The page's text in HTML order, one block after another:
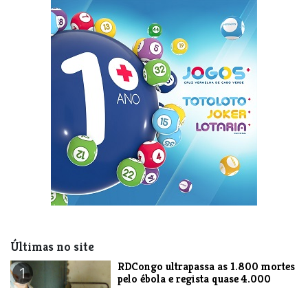
Últimas no site
1
RDCongo ultrapassa as 1.800 mortes
pelo ébola e regista quase 4.000